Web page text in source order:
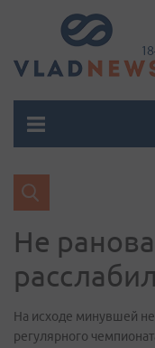
Не
​На исходе минувшей
регулярного